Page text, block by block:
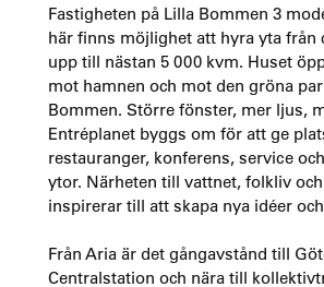
Fastigheten på Lilla Bommen 3
här finns möjlighet att hyra yta från
upp till nästan 5 000 kvm. Huset
mot hamnen och mot den gröna
Bommen. Större fönster, mer ljus,
Entréplanet byggs om för att ge
restauranger, konferens, service
ytor. Närheten till vattnet, folkliv
inspirerar till att skapa nya idéer
Från Aria är det gångavstånd till
Centralstation och nära till